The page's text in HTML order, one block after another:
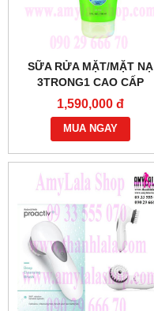
SỮA RỬA MẶT/MẶT NẠ
3TRONG1 CAO CẤP
GARNIER THE ULTIMATE
CLEANSER 3-WAY CLEAN
150ML - 0933555070 :
1,590,000 đ
MUA NGAY